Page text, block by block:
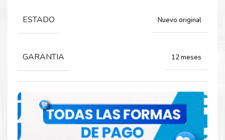
Capacidad:
ESTADO Nuevo original
GARANTIA 12 meses